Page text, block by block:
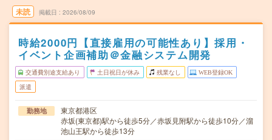
未読 掲載日 2026/08/09
時給2000円【直接雇用の可能性あり】採用・
イベント企画補助＠金融システム開発
交通費別途支給あり 土日祝日が休み 残業なし WEB登録OK
派遣
勤務地
東京都港区
赤坂(東京都)駅から徒歩5分／赤坂見附駅から徒歩10分／溜
池山王駅から徒歩13分